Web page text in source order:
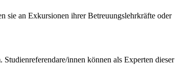
sie an Exkursionen ihrer Betreuungslehrkräfte oder
innen können als Experten dieser